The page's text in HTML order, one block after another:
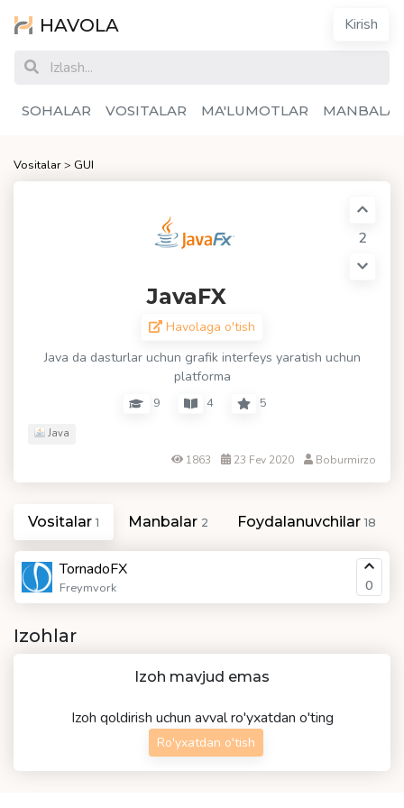
HAVOLA Kirish
SOHALAR VOSITALAR MA'LUMOTLAR
Vositalar> GUI
JavaFX
Havolaga o'tish
Java da dasturlar uchun grafik interfeys yaratish uchun
platforma
9 4 5
2
Java
1863 23 Fev 2020 Boburmirzo
Vositalar1 Manbalar 2 Foydalanuvchilar18
TornadoFX
Freymvork 0
Izohlar
Izoh mavjud emas
Izoh qoldirish uchun avval ro'yxatdan o'ting
Ro'yxatdan o'tish